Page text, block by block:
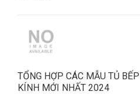
TỔNG HỢP CÁC MẪU TỦ
KÍNH MỚI NHẤT 2024